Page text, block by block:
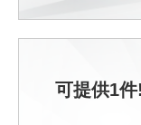
可提供1件!